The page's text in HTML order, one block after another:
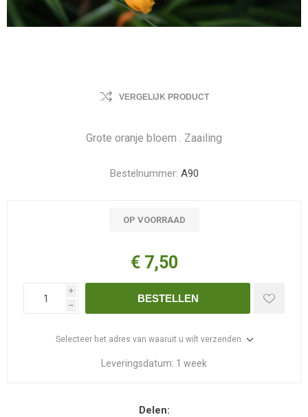
VERGELIJK PRODUCT
Grote oranje bloem . Zaailing
Bestelnummer: A90
OP VOORRAAD
€ 7,50
i
h
BESTELLEN
Selecteer het adres van waaruit u wilt verzenden
Leveringsdatum: 1 week
Delen: